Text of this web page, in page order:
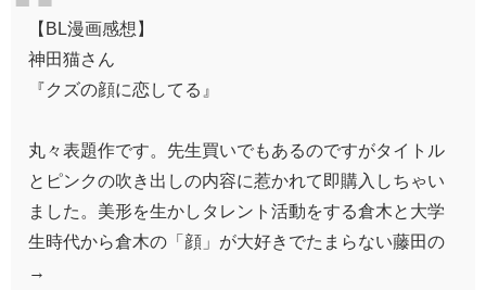
【BL漫画感想】
神田猫さん
『クズの顔に恋してる』
丸々表題作です。先生買いでもあるのですがタイトル
とピンクの吹き出しの内容に惹かれて即購入しちゃい
ました。美形を生かしタレント活動をする倉木と大学
生時代から倉木の「顔」が大好きでたまらない藤田の
→